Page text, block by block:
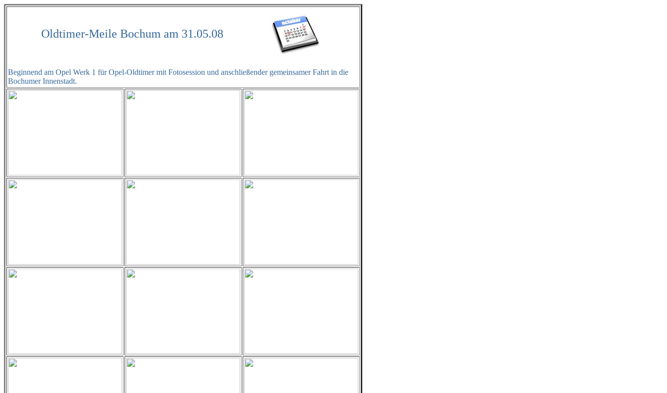
Oldtimer-Meile Bochum am 31.05.08
Beginnend am Opel Werk 1 für Opel-Oldtimer mit Fotosession und anschließender gemeinsamer Fahrt in die
Bochumer Innenstadt.